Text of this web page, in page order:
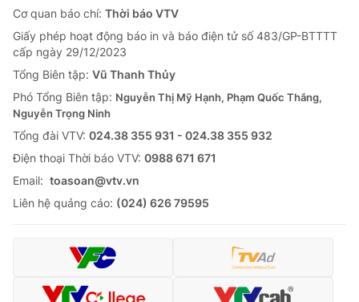
Cơ quan báo chí: Thời báo VTV
Giấy phép hoạt động báo in và báo điện tử số 483/GP-BTTTT
cấp ngày 29/12/2023
Tổng Biên tập: Vũ Thanh Thủy
Phó Tổng Biên tập: Nguyễn Thị Mỹ Hạnh, Phạm Quốc Thắng,
Nguyễn Trọng Ninh
Tổng đài VTV: 024.38 355 931 - 024.38 355 932
Ðiện thoại Thời báo VTV: 0988 671 671
Email: toasoan@vtv.vn
Liên hệ quảng cáo: (024) 626 79595